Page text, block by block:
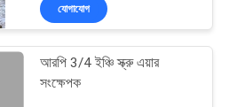
যোগাযোগ
আরপি 3/4 ইঞ্চি স্ক্রু এয়ার
সংক্ষেপক